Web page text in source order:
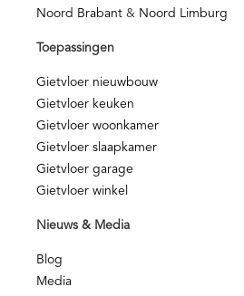
Noord Brabant & Noord Limburg
Toepassingen
Gietvloer nieuwbouw
Gietvloer keuken
Gietvloer woonkamer
Gietvloer slaapkamer
Gietvloer garage
Gietvloer winkel
Nieuws & Media
Blog
Media